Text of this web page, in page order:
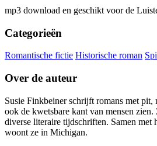
mp3 download en geschikt voor de
Categorieën
Romantische fictie Historische roman
Over de auteur
Susie Finkbeiner schrijft romans met pit,
ook de kwetsbare kant van mensen
diverse literaire tijdschriften. Samen met
woont ze in Michigan.